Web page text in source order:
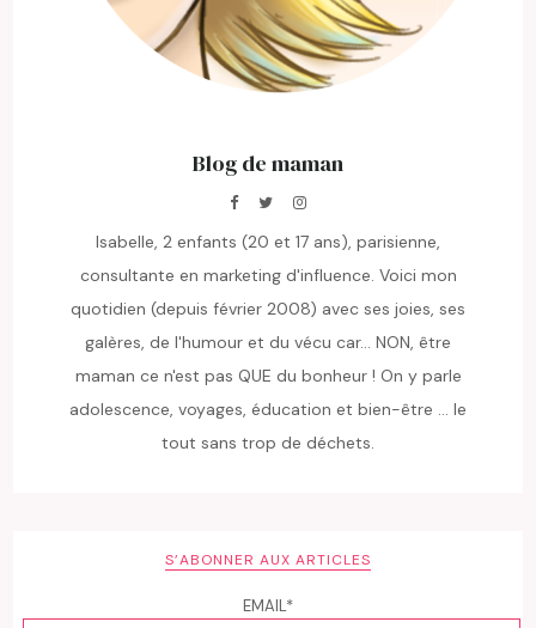
Blog de maman
Isabelle, 2 enfants (20 et 17 ans), parisienne,
consultante en marketing d'influence. Voici mon
quotidien (depuis février 2008) avec ses joies, ses
galères, de l'humour et du vécu car... NON, être
maman ce n'est pas QUE du bonheur ! On y parle
adolescence, voyages, éducation et bien-être ... le
tout sans trop de déchets.
S’ABONNER AUX ARTICLES
EMAIL*